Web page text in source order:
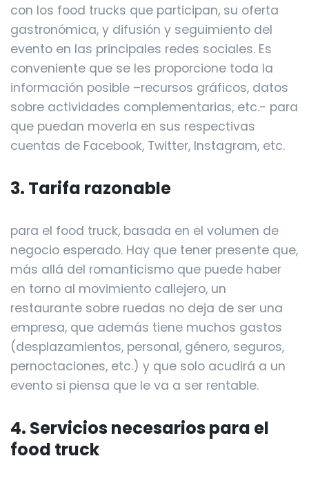
con los food trucks que participan, su oferta
gastronómica, y difusión y seguimiento del
evento en las principales redes sociales. Es
conveniente que se les proporcione toda la
información posible –recursos gráficos, datos
sobre actividades complementarias, etc.- para
que puedan moverla en sus respectivas
cuentas de Facebook, Twitter, Instagram, etc.
3. Tarifa razonable
para el food truck, basada en el volumen de
negocio esperado. Hay que tener presente que,
más allá del romanticismo que puede haber
en torno al movimiento callejero, un
restaurante sobre ruedas no deja de ser una
empresa, que además tiene muchos gastos
(desplazamientos, personal, género, seguros,
pernoctaciones, etc.) y que solo acudirá a un
evento si piensa que le va a ser rentable.
4. Servicios necesarios para el
food truck